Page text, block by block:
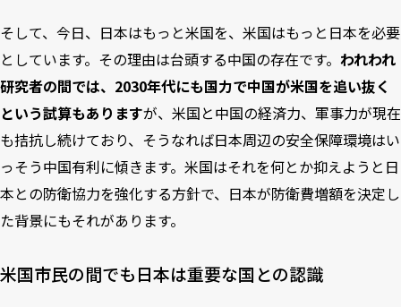
そして、今日、日本はもっと米国を、米国はもっと日本を必要
としています。その理由は台頭する中国の存在です。 われわれ
研究者の間では、2030年代にも国力で中国が米国を追い抜く
という試算もありますが、米国と中国の経済力、軍事力が現在
も拮抗し続けており、そうなれば日本周辺の安全保障環境はい
っそう中国有利に傾きます。米国はそれを何とか抑えようと日
本との防衛協力を強化する方針で、日本が防衛費増額を決定し
た背景にもそれがあります。
米国市民の間でも日本は重要な国との認識